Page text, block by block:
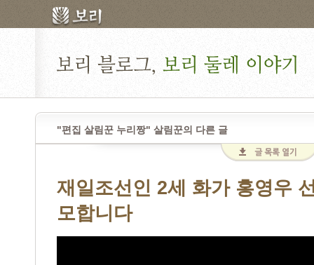
"편집 살림꾼 누리짱" 살림꾼의 다른 글
재일조선인 2세 화가 홍영우
모합니다